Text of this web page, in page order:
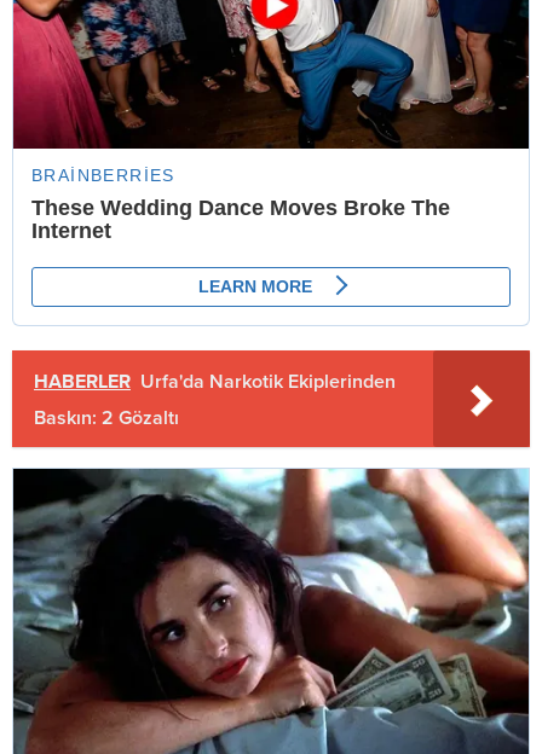
HABERLER Urfa'da Narkotik Ekiplerinden
Baskın: 2 Gözaltı